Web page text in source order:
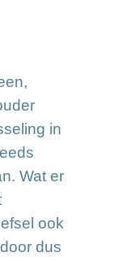
in
Wat er
ook
dus